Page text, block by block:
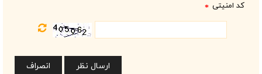
کد امنیتی *